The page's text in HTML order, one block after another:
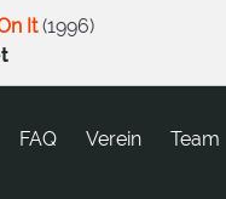
It(1996)
FAQ Verein Team